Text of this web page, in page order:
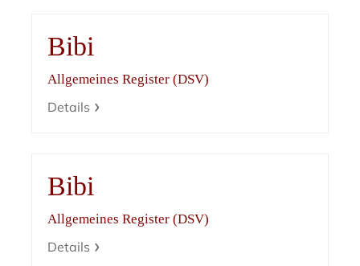
Bibi
Allgemeines Register (DSV)
Details
Bibi
Allgemeines Register (DSV)
Details